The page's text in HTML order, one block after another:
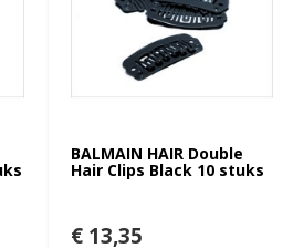
BALMAIN HAIR Double
Hair Clips Black 10 stuks
€ 13,35